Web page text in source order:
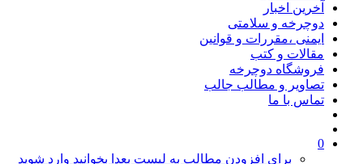
آخرین اخبار
دوچرخه و سلامتی
ایمنی ،مقررات و قوانین
مقالات و کتب
فروشگاه دوچرخه
تصاویر و مطالب جالب
تماس با ما
0
برای افزودن مطالب به لیست بعدا بخوانید وارد شوید